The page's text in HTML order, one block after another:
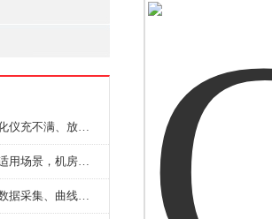
蓄电池整组充放电活化仪充不满、放不完怎么办？
蓄电池充放检一体机适用场景，机房基站变电站铅酸蓄电池维护检测应用
蓄电池充放检一体机数据采集、曲线分析与电池健康状态智能评估功能详解